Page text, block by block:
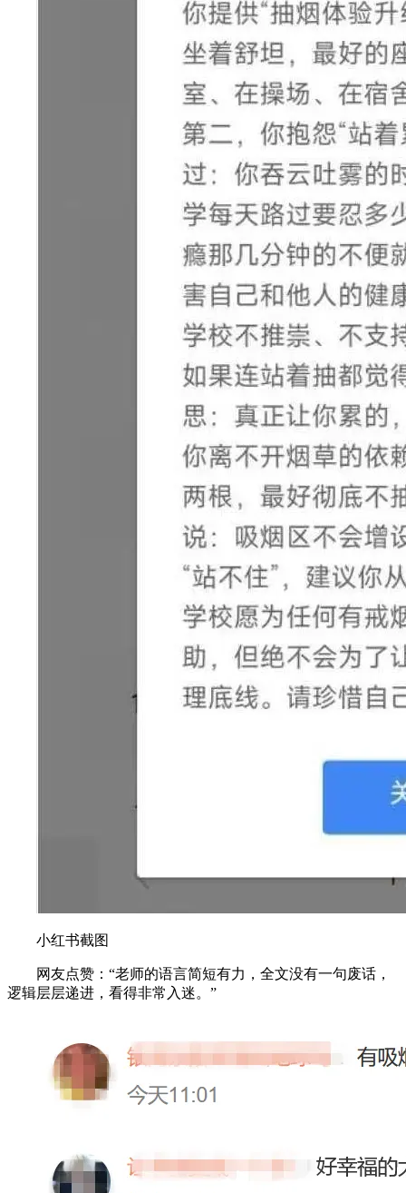
小红书截图
网友点赞：“老师的语言简短有力，全文没有一句废话，
逻辑层层递进，看得非常入迷。”